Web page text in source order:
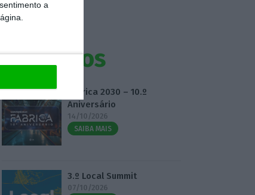
a
Eventos
Fábrica 2030 – 10.º
Aniversário
14/10/2026
SAIBA MAIS
3.º Local Summit
07/10/2026